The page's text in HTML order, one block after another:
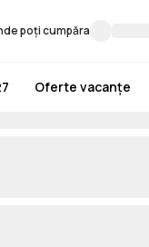
poți cumpăra
Oferte vacanțe